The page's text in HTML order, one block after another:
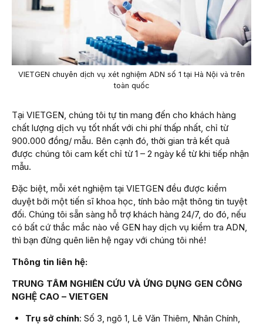
VIETGEN chuyên dịch vụ xét nghiệm ADN số 1 tại Hà Nội và trên
toàn quốc
Tại VIETGEN, chúng tôi tự tin mang đến cho khách hàng
chất lượng dịch vụ tốt nhất với chi phí thấp nhất, chỉ từ
900.000 đồng/ mẫu. Bên cạnh đó, thời gian trả kết quả
được chúng tôi cam kết chỉ từ 1 – 2 ngày kể từ khi tiếp nhận
mẫu.
Đặc biệt, mỗi xét nghiệm tại VIETGEN đều được kiểm
duyệt bởi một tiến sĩ khoa học, tính bảo mật thông tin tuyệt
đối. Chúng tôi sẵn sàng hỗ trợ khách hàng 24/7, do đó, nếu
có bất cứ thắc mắc nào về GEN hay dịch vụ kiểm tra ADN,
thì bạn đừng quên liên hệ ngay với chúng tôi nhé!
Thông tin liên hệ:
TRUNG TÂM NGHIÊN CỨU VÀ ỨNG DỤNG GEN CÔNG
NGHỆ CAO – VIETGEN
Trụ sở chính: Số 3, ngõ 1, Lê Văn Thiêm, Nhân Chính,